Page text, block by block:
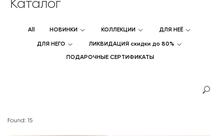
Каталог
All НОВИНКИ КОЛЛЕКЦИИ ДЛЯ НЕЁ
ДЛЯ НЕГО ЛИКВИДАЦИЯ скидки до 80%
ПОДАРОЧНЫЕ СЕРТИФИКАТЫ
Found: 15